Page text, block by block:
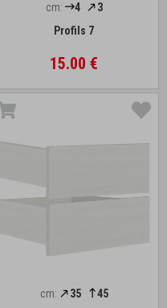
cm: 4
3
Profils 7
15.00 €
cm: 35
45